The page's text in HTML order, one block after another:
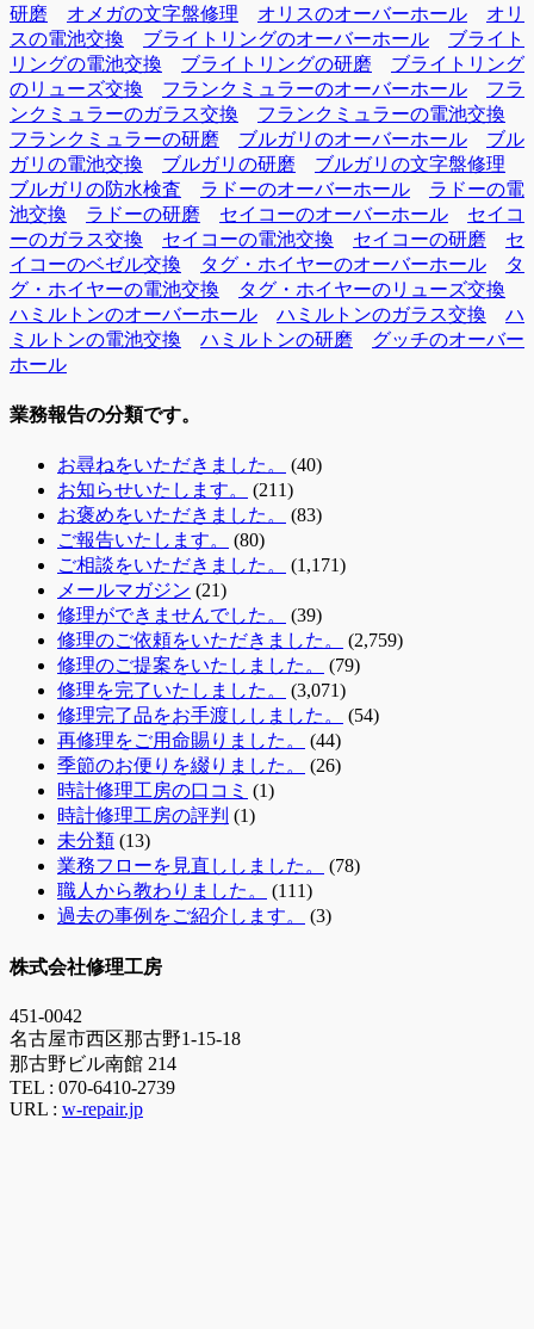
研磨
オメガの文字盤修理 オリスのオーバーホール
オリ
スの電池交換
ブライトリングのオーバーホール
ブライト
リングの電池交換
ブライトリングの研磨
ブライトリング
のリューズ交換
フランクミュラーのオーバーホール
フラ
ンクミュラーのガラス交換
フランクミュラーの電池交換
フランクミュラーの研磨
ブルガリのオーバーホール
ブル
ガリの電池交換
ブルガリの研磨
ブルガリの文字盤修理
ブルガリの防水検査
ラドーのオーバーホール
ラドーの電
池交換
ラドーの研磨 セイコーのオーバーホール
セイコ
ーのガラス交換
セイコーの電池交換 セイコーの研磨
セ
イコーのベゼル交換
タグ・ホイヤーのオーバーホール
タ
グ・ホイヤーの電池交換
タグ・ホイヤーのリューズ交換
ハミルトンのオーバーホール
ハミルトンのガラス交換
ハ
ミルトンの電池交換
ハミルトンの研磨
グッチのオーバー
ホール
業務報告の分類です。
お尋ねをいただきました。
(40)
お知らせいたします。
(211)
お褒めをいただきました。
(83)
ご報告いたします。
(80)
ご相談をいただきました。
(1,171)
メールマガジン (21)
修理ができませんでした。
(39)
修理のご依頼をいただきました。
(2,759)
修理のご提案をいたしました。
(79)
修理を完了いたしました。
(3,071)
修理完了品をお手渡ししました。
(54)
再修理をご用命賜りました。
(44)
季節のお便りを綴りました。
(26)
時計修理工房の口コミ (1)
時計修理工房の評判 (1)
未分類 (13)
業務フローを見直ししました。
(78)
職人から教わりました。
(111)
過去の事例をご紹介します。
(3)
株式会社修理工房
451-0042
名古屋市西区那古野1-15-18
那古野ビル南館 214
TEL : 070-6410-2739
URL : w-repair.jp